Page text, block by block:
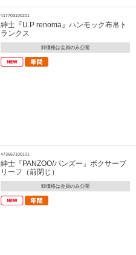
417703100201
紳士『U.P renoma』ハンモック布帛ト
ランクス
卸価格は会員のみ公開
473667100101
紳士『PANZOO/パンズー』ボクサーブ
リーフ（前閉じ）
卸価格は会員のみ公開